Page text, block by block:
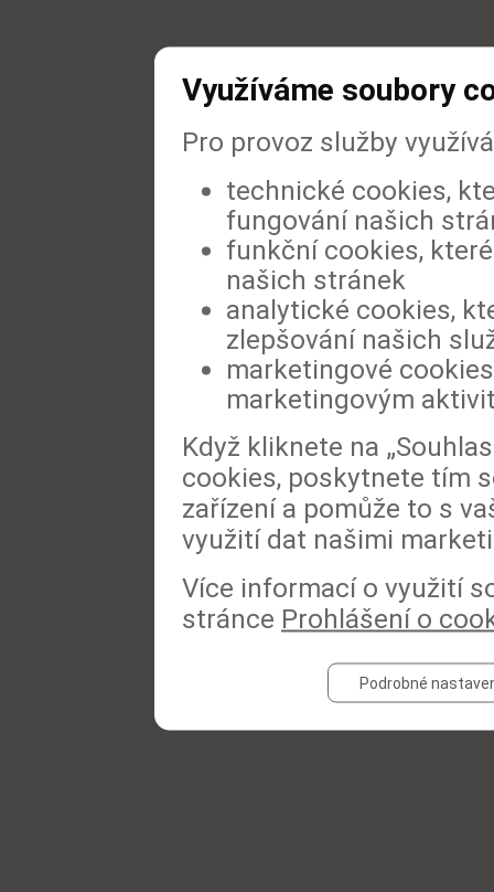
Využíváme soubory
Pro provoz služby
technické cookies,
fungování našich
funkční cookies,
našich stránek
analytické cookies,
zlepšování našich
marketingové
marketingovým
Když kliknete na
cookies, poskytnete tím
zařízení a pomůže to s
využití dat našimi
Více informací o využití
stránce Prohlášení o
Podrobné